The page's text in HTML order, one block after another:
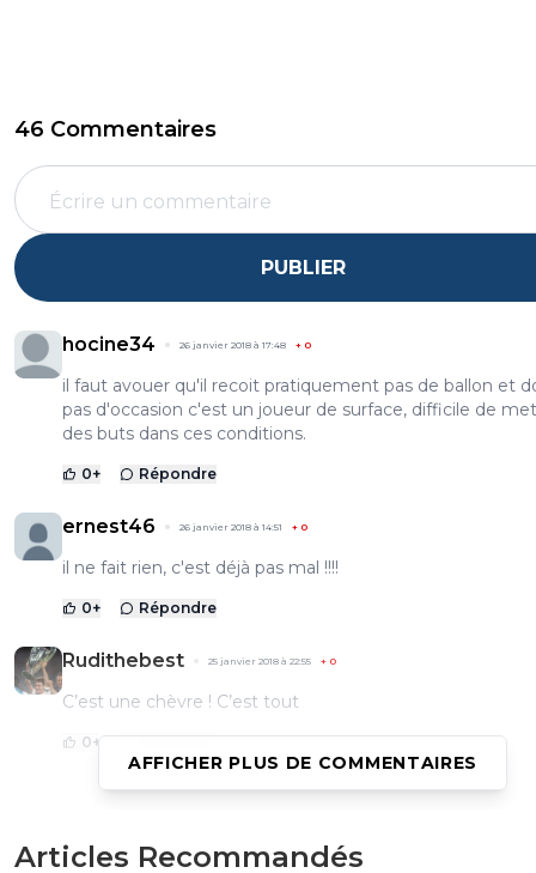
46 Commentaires
PUBLIER
hocine34 26 janvier 2018 à 17:48 + 0
il faut avouer qu'il recoit pratiquement pas de ballon et
pas d'occasion c'est un joueur de surface, difficile de
des buts dans ces conditions.
0+ Répondre
ernest46 26 janvier 2018 à 14:51 + 0
il ne fait rien, c'est déjà pas mal !!!!
0+ Répondre
Rudithebest 25 janvier 2018 à 22:55 + 0
C’est une chèvre ! C’est tout
0+ Répondre
Et il faudrait aussi que les adversaires le regardent jouer
AFFICHER PLUS DE COMMENTAIRES
Articles Recommandés